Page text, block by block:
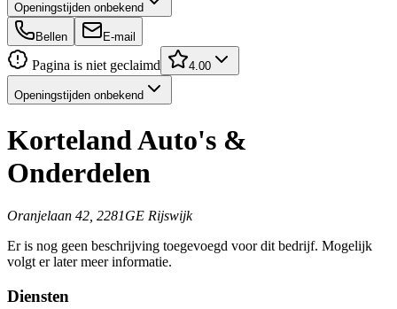
Openingstijden onbekend
Bellen E-mail
Pagina is niet geclaimd 4.00
Openingstijden onbekend
Korteland Auto's &
Onderdelen
Oranjelaan 42, 2281GE Rijswijk
Er is nog geen beschrijving toegevoegd voor dit bedrijf. Mogelijk
volgt er later meer informatie.
Diensten